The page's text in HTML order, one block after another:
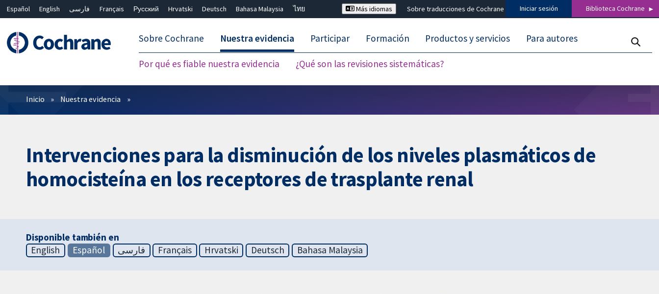
Español English فارسی Français Русский Hrvatski Deutsch Bahasa Malaysia
ไทย
Más idiomas Sobre traducciones de Cochrane Iniciar sesión Biblioteca Cochrane
Sobre Cochrane Nuestra evidencia
Por qué es fiable nuestra evidencia ¿Qué son las revisiones sistemáticas?
Participar Formación Productos y servicios Para autores
Filtros
Inicio Nuestra evidencia
Intervenciones para la disminución de los niveles plasmáticos de
homocisteína en los receptores de trasplante renal
Disponible también en
English
Español فارسی Français Hrvatski Deutsch Bahasa Malaysia